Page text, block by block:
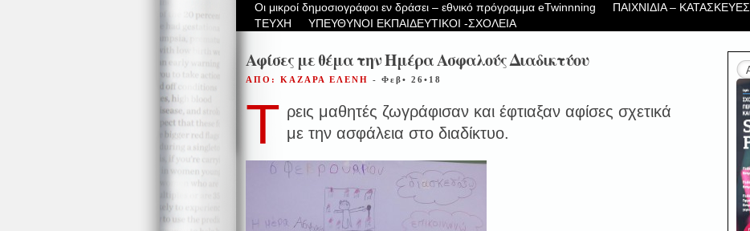
Οι μικροί δημοσιογράφοι εν δράσει – εθνικό πρόγραμμα eTwinnning
ΠΑΙΧΝΙΔΙΑ – ΚΑΤΑΣΚΕΥΕΣ
ΤΕΥΧΗ
ΥΠΕΥΘΥΝΟΙ ΕΚΠΑΙΔΕΥΤΙΚΟΙ -ΣΧΟΛΕΙΑ
Αφίσες με θέμα την Ημέρα Ασφαλούς Διαδικτύου
ΑΠΟ: ΚΑΖΑΡΑ ΕΛΕΝΗ - Φεβ• 26•18
Τ ρεις μαθητές ζωγράφισαν και έφτιαξαν αφίσες σχετικά
με την ασφάλεια στο διαδίκτυο.